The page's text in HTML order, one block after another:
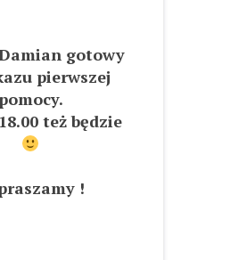
gotowy
pierwszej
pomocy.
też będzie
!